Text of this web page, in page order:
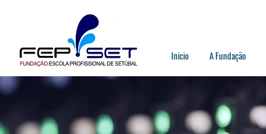
Inicio A Fundação